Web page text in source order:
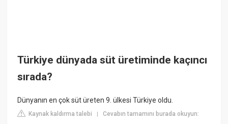
Türkiye dünyada süt üretiminde kaçıncı
sırada?
Dünyanın en çok süt üreten 9. ülkesi Türkiye oldu.
Kaynak kaldırma talebi |Cevabın tamamını burada okuyun: